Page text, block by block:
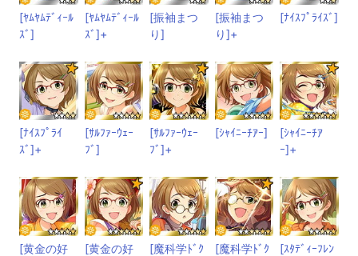
[ﾔﾑﾔﾑﾃﾞｨｰﾙ
ｽﾞ]
[ﾔﾑﾔﾑﾃﾞｨｰﾙ
ｽﾞ]+
[振袖まつ
り]
[振袖まつ
り]+
[ﾅｲｽﾌﾟﾗｲｽﾞ]
[ﾅｲｽﾌﾟﾗｲ
ｽﾞ]+
[ｻﾙﾌｧｰｳｪｰ
ﾌﾞ]
[ｻﾙﾌｧｰｳｪｰ
ﾌﾞ]+
[ｼｬｲﾆｰﾁｱｰ]
[ｼｬｲﾆｰﾁｱ
ｰ]+
[黄金の好 [黄金の好 [魔科学ﾄﾞｸ [魔科学ﾄﾞｸ [ｽﾀﾃﾞｨｰﾌﾚﾝ